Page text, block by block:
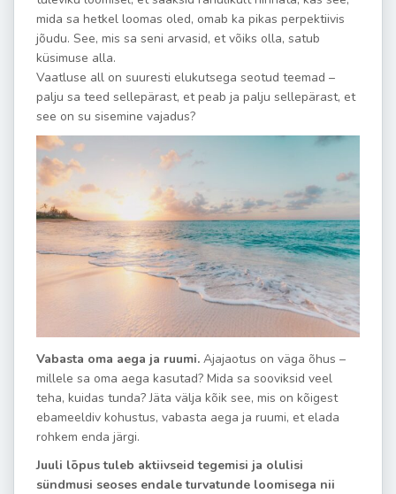
mida sa hetkel loomas oled, omab ka pikas perpektiivis
jõudu. See, mis sa seni arvasid, et võiks olla, satub
küsimuse alla.
Vaatluse all on suuresti elukutsega seotud teemad –
palju sa teed sellepärast, et peab ja palju sellepärast, et
see on su sisemine vajadus?
Vabasta oma aega ja ruumi. Ajajaotus on väga õhus –
millele sa oma aega kasutad? Mida sa sooviksid veel
teha, kuidas tunda? Jäta välja kõik see, mis on kõigest
ebameeldiv kohustus, vabasta aega ja ruumi, et elada
rohkem enda järgi.
Juuli lõpus tuleb aktiivseid tegemisi ja olulisi
sündmusi seoses endale turvatunde loomisega nii